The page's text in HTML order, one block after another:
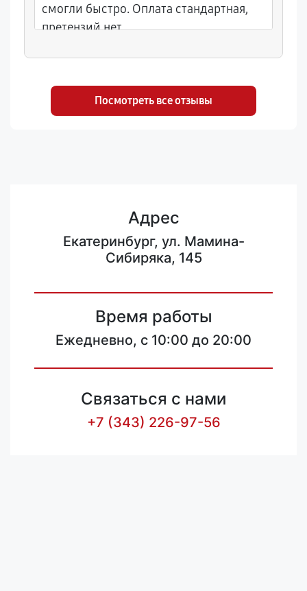
смогли быстро. Оплата стандартная,
претензий нет.
Посмотреть все отзывы
Адрес
Екатеринбург, ул. Мамина-
Сибиряка, 145
Время работы
Ежедневно, с 10:00 до 20:00
Связаться с нами
+7 (343) 226-97-56